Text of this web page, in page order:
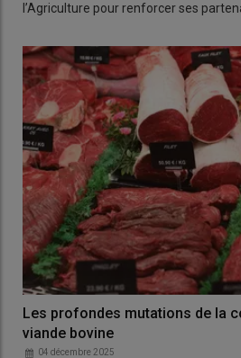
l’Agriculture pour renforcer ses
Les profondes mutations de la
viande bovine
04 décembre 2025